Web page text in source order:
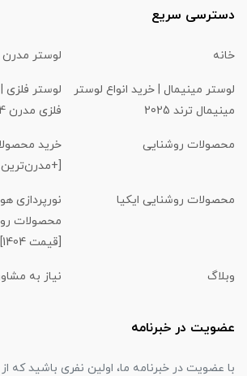
دسترسی سریع
خانه لوستر مدرن
لوستر مینیمال | خرید انواع لوستر
مینیمال ترند 2025
لوستر
فلزی مدرن 1404
محصولات روشنایی
خرید
[+مدرن‌ترین
محصولات روشنایی ایکیا
نورپردازی
محصولات
[قیمت 1404]
وبلاگ نیاز به
عضویت در خبرنامه
با عضویت در خبرنامه ما، اولین نفری باشید